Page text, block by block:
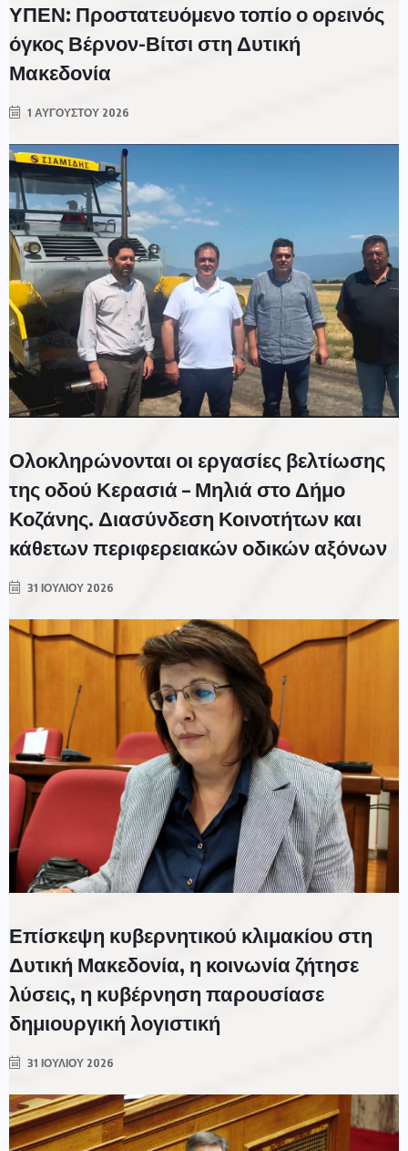
ΥΠΕΝ: Προστατευόμενο τοπίο ο ορεινός
όγκος Βέρνον-Βίτσι στη Δυτική
Μακεδονία
1 ΑΥΓΟΎΣΤΟΥ 2026
Ολοκληρώνονται οι εργασίες βελτίωσης
της οδού Κερασιά – Μηλιά στο Δήμο
Κοζάνης. Διασύνδεση Κοινοτήτων και
κάθετων περιφερειακών οδικών αξόνων
31 ΙΟΥΛΊΟΥ 2026
Επίσκεψη κυβερνητικού κλιμακίου στη
Δυτική Μακεδονία, η κοινωνία ζήτησε
λύσεις, η κυβέρνηση παρουσίασε
δημιουργική λογιστική
31 ΙΟΥΛΊΟΥ 2026